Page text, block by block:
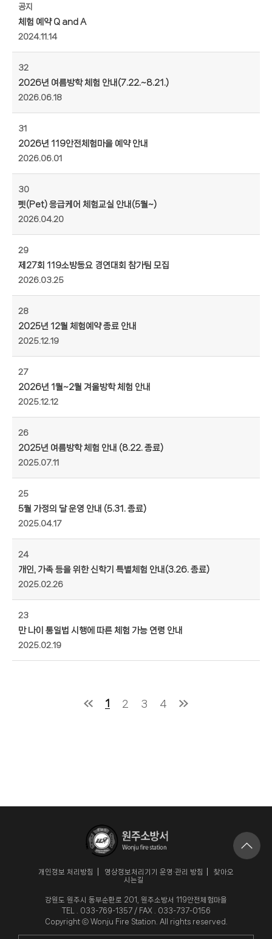
공지
체험 예약 Q and A
2024.11.14
32
2026년 여름방학 체험 안내(7.22.~8.21.)
2026.06.18
31
2026년 119안전체험마을 예약 안내
2026.06.01
30
펫(Pet) 응급케어 체험교실 안내(5월~)
2026.04.20
29
제27회 119소방동요 경연대회 참가팀 모집
2026.03.25
28
2025년 12월 체험예약 종료 안내
2025.12.19
27
2026년 1월~2월 겨울방학 체험 안내
2025.12.12
26
2025년 여름방학 체험 안내 (8.22. 종료)
2025.07.11
25
5월 가정의 달 운영 안내 (5.31. 종료)
2025.04.17
24
개인, 가족 등을 위한 신학기 특별체험 안내(3.26. 종료)
2025.02.26
23
만 나이 통일법 시행에 따른 체험 가능 연령 안내
2025.02.19
1 2 3 4
개인정보 처리방침 영상정보처리기기 운영·관리 방침
찾아오
시는길
강원도 원주시 동부순환로 201, 원주소방서 119안전체험마을
TEL . 033-769-1357 / FAX . 033-737-0156
Copyright ⓒ Wonju Fire Station. All rights reserved.